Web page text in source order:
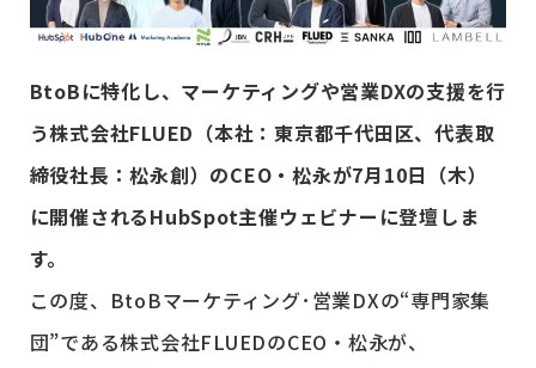
BtoBに特化し、マーケティングや営業DXの支援を行
う株式会社FLUED（本社：東京都千代田区、代表取
締役社長：松永創）のCEO・松永が7月10日（木）
に開催されるHubSpot主催ウェビナーに登壇しま
す。
この度、BtoBマーケティング･営業DXの“専門家集
団”である株式会社FLUEDのCEO・松永が、